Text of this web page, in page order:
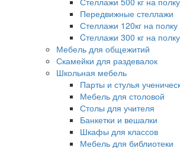
Передвижные стеллажи
Стеллажи 120кг на полку
Cтеллажи 300 кг на полку
Мебель для общежитий
Скамейки для раздевалок
Школьная мебель
Парты и стулья
Мебель для столовой
Столы для учителя
Банкетки и вешалки
Шкафы для классов
Мебель для библиотеки